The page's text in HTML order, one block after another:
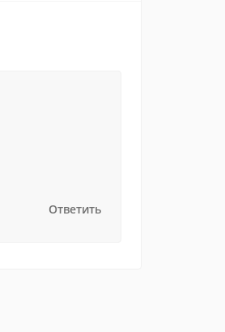
Ответить